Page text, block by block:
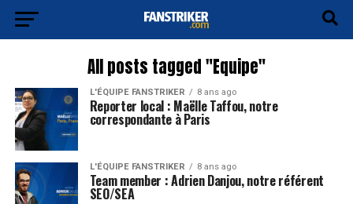
All posts tagged "Equipe"
L'ÉQUIPE FANSTRIKER 8 ans ago
Reporter local : Maëlle Taffou, notre
correspondante à Paris
L'ÉQUIPE FANSTRIKER 8 ans ago
Team member : Adrien Danjou, notre référent
SEO/SEA